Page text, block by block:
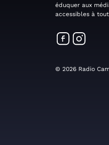
éduquer aux
accessibles à
© 2026 Radio